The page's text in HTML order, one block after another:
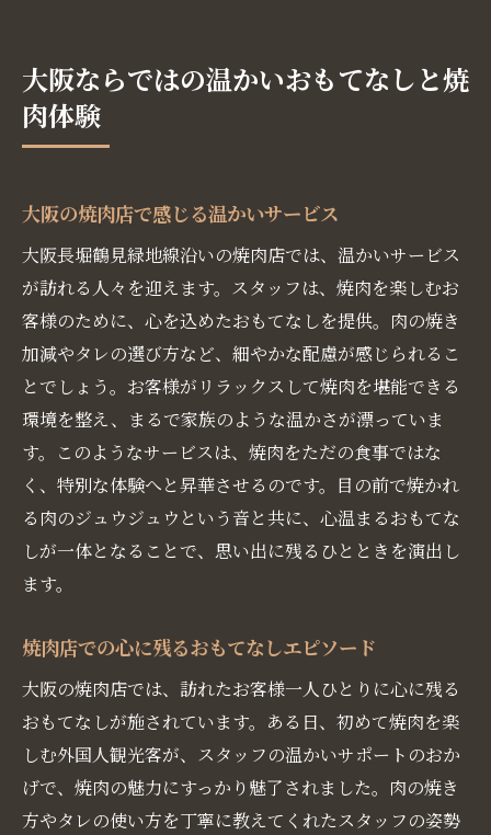
大阪ならではの温かいおもてなしと焼
肉体験
大阪の焼肉店で感じる温かいサービス
大阪長堀鶴見緑地線沿いの焼肉店では、温かいサービス
が訪れる人々を迎えます。スタッフは、焼肉を楽しむお
客様のために、心を込めたおもてなしを提供。肉の焼き
加減やタレの選び方など、細やかな配慮が感じられるこ
とでしょう。お客様がリラックスして焼肉を堪能できる
環境を整え、まるで家族のような温かさが漂っていま
す。このようなサービスは、焼肉をただの食事ではな
く、特別な体験へと昇華させるのです。目の前で焼かれ
る肉のジュウジュウという音と共に、心温まるおもてな
しが一体となることで、思い出に残るひとときを演出し
ます。
焼肉店での心に残るおもてなしエピソード
大阪の焼肉店では、訪れたお客様一人ひとりに心に残る
おもてなしが施されています。ある日、初めて焼肉を楽
しむ外国人観光客が、スタッフの温かいサポートのおか
げで、焼肉の魅力にすっかり魅了されました。肉の焼き
方やタレの使い方を丁寧に教えてくれたスタッフの姿勢